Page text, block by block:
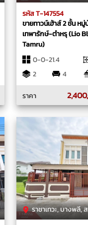
รหัส T-147554
ขายทาวน์เฮ้าส์ 2 ชั้น ห
เทพารักษ์-ตำหรุ (Lio
Tamru)
0-0-21.4
2
4
ราคา
ราชาเทวะ, บางพลี, สมุทรปร